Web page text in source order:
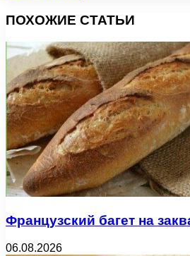
ПОХОЖИЕ СТАТЬИ
Французский багет на
06.08.2026